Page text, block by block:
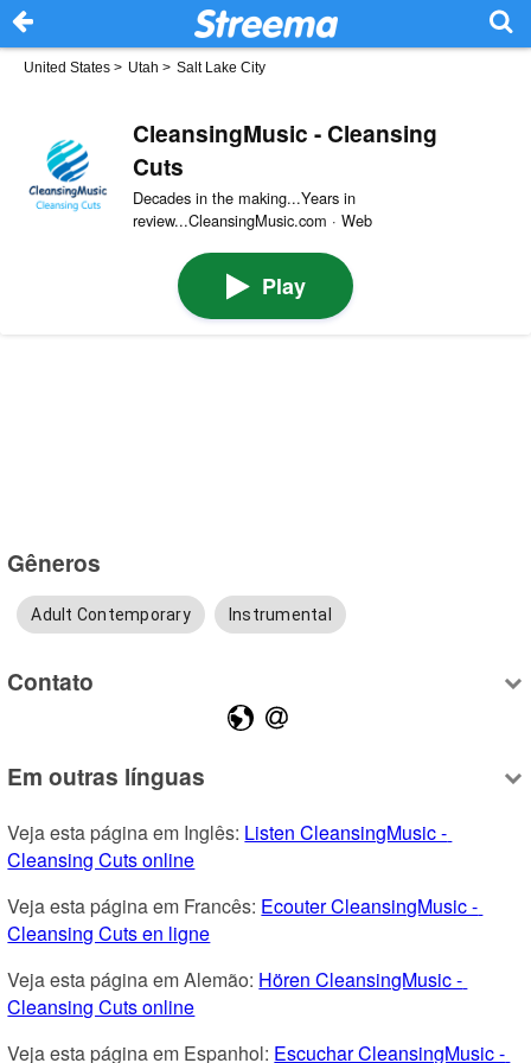
United States > Utah > Salt Lake City
CleansingMusic - Cleansing
Cuts
Decades in the making...Years in
review...CleansingMusic.com · Web
Play
Gêneros
Adult Contemporary Instrumental
Contato
Em outras línguas
Veja esta página em Inglês: Listen CleansingMusic -
Cleansing Cuts online
Veja esta página em Francês: Ecouter CleansingMusic -
Cleansing Cuts en ligne
Veja esta página em Alemão: Hören CleansingMusic -
Cleansing Cuts online
Veja esta página em Espanhol: Escuchar CleansingMusic -